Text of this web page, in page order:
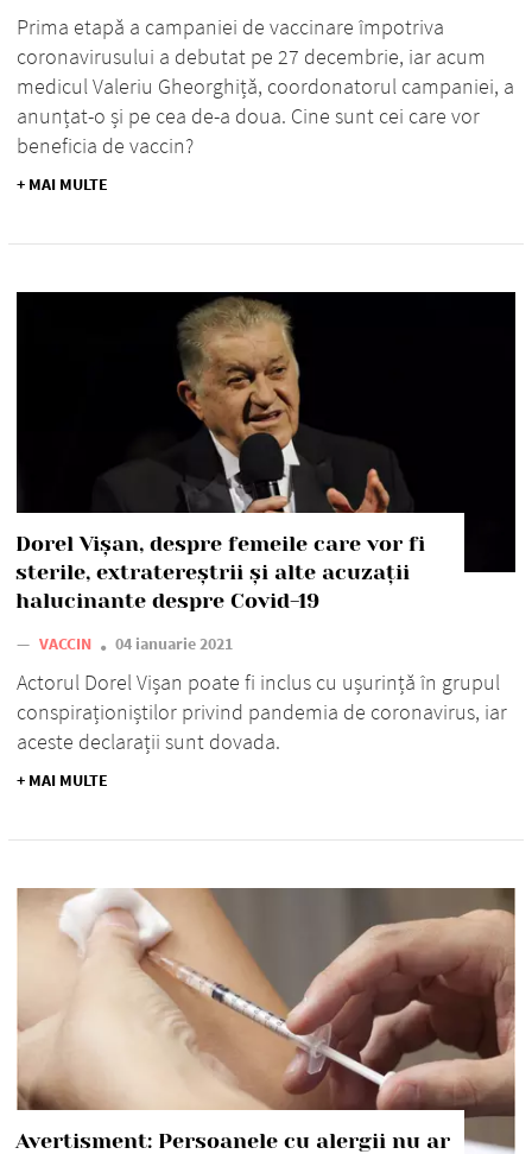
Prima etapă a campaniei de vaccinare împotriva
coronavirusului a debutat pe 27 decembrie, iar acum
medicul Valeriu Gheorghiță, coordonatorul campaniei, a
anunțat-o și pe cea de-a doua. Cine sunt cei care vor
beneficia de vaccin?
+ MAI MULTE
Dorel Vișan, despre femeile care vor fi
sterile, extratereștrii și alte acuzații
halucinante despre Covid-19
— VACCIN 04 ianuarie 2021
Actorul Dorel Vișan poate fi inclus cu ușurință în grupul
conspiraționiștilor privind pandemia de coronavirus, iar
aceste declarații sunt dovada.
+ MAI MULTE
Avertisment: Persoanele cu alergii nu ar